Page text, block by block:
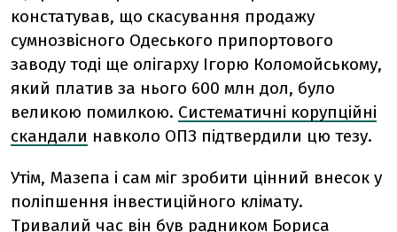
констатував, що скасування продажу
сумнозвісного Одеського припортового
заводу тоді ще олігарху Ігорю Коломойському,
який платив за нього 600 млн дол, було
великою помилкою. Систематичні корупційні
скандали навколо ОПЗ підтвердили цю тезу.
Утім, Мазепа і сам міг зробити цінний внесок у
поліпшення інвестиційного клімату.
Тривалий час він був радником Бориса